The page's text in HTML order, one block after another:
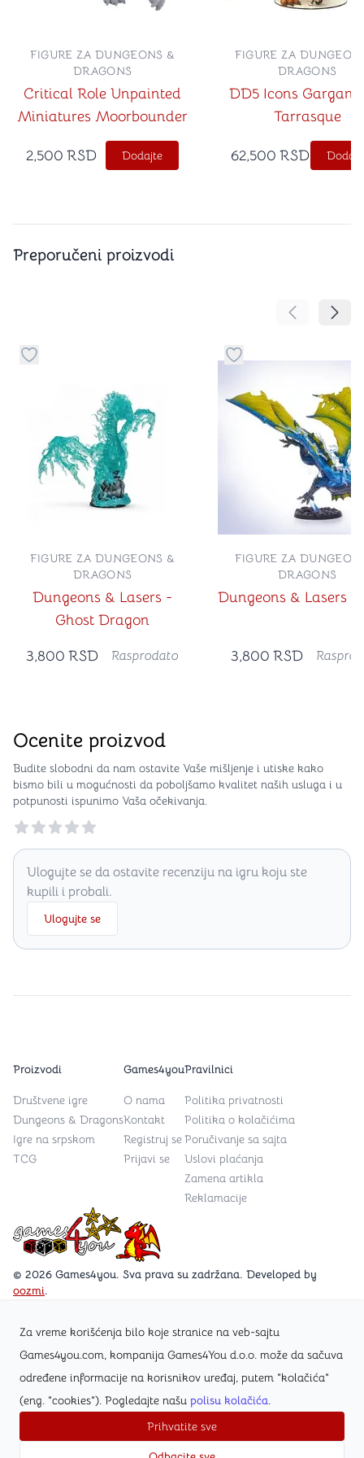
Za vreme korišćenja bilo koje stranice na veb-sajtu
Games4you.com, kompanija Games4You d.o.o. može da sačuva
određene informacije na korisnikov uređaj, putem "kolačića"
(eng. "cookies"). Pogledajte našu polisu kolačića.
Prihvatite sve
Critical Role Unpainted
Miniatures Moorbounder
FIGURE ZA DUNGEONS &
DRAGONS
2,500 RSD Dodajte
DD5 Icons
Tarrasque
FIGURE ZA
DRAGONS
62,500 RSD
Preporučeni proizvodi
Pomeranje
Dugme za dodavanje stvari u kategoriju omiljeno
Dungeons & Lasers -
Ghost Dragon
FIGURE ZA DUNGEONS &
DRAGONS
3,800 RSD Rasprodato
Dugme za dodavanje
Dungeons & Lasers -
FIGURE ZA
DRAGONS
3,800 RSD
Ocenite proizvod
Budite slobodni da nam ostavite Vaše mišljenje i utiske kako
bismo bili u mogućnosti da poboljšamo kvalitet naših usluga i u
potpunosti ispunimo Vaša očekivanja.
Reviews
Ulogujte se da ostavite recenziju na igru koju ste
kupili i probali.
Ulogujte se
Games4you logo
© 2026 Games4you. Sva prava su zadržana. Developed by
oozmi.
Posetite Facebook stranicu /Games4you.rs
Zapratite Instagram profil @games4yours
Proizvodi
Društvene igre
Dungeons & Dragons
Igre na srpskom
TCG
Games4you
O nama
Kontakt
Registruj se
Prijavi se
Pravilnici
Politika privatnosti
Politika o kolačićima
Poručivanje sa sajta
Uslovi plaćanja
Zamena artikla
Reklamacije